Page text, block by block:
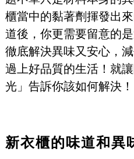
櫃當中的黏著劑揮發出
道後，你更需要留意的
徹底解決異味又安心，
過上好品質的生活！就
光」告訴你該如何解決！
新衣櫃的味道和異